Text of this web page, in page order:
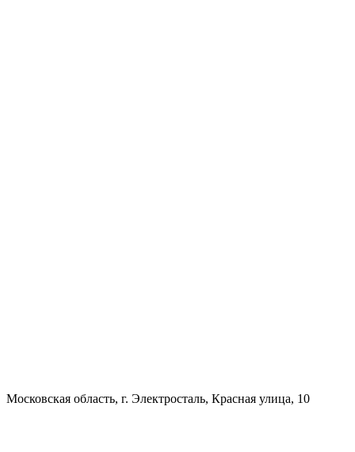
Московская область, г. Электросталь, Красная улица, 10